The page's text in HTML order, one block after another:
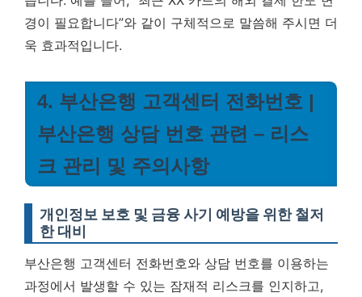
경이 필요합니다”와 같이 구체적으로 말씀해 주시면 더
욱 효과적입니다.
4. 부산은행 고객센터 전화번호 |
부산은행 상담 번호 관련 – 리스
크 관리 및 주의사항
개인정보 보호 및 금융 사기 예방을 위한 철저
한 대비
부산은행 고객센터 전화번호와 상담 번호를 이용하는
과정에서 발생할 수 있는 잠재적 리스크를 인지하고,